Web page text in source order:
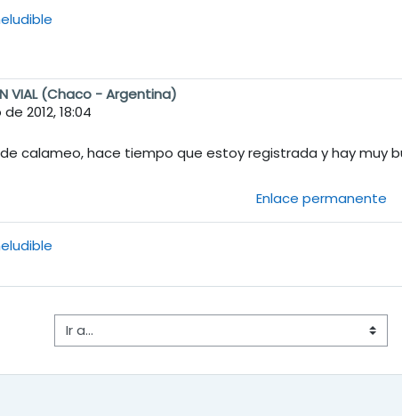
VIAL (Chaco - Argentina)
2012, 18:04
calameo, hace tiempo que estoy registrada y hay muy
Enlace permanente
Ir a...